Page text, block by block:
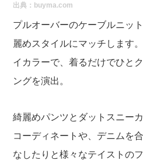
出典： buyma.com
プルオーバーのケーブルニッ
麗めスタイルにマッチします
イカラーで、着るだけでひと
ングを演出。
綺麗めパンツとダットスニー
コーディネートや、デニムを
なしたりと様々なテイストの